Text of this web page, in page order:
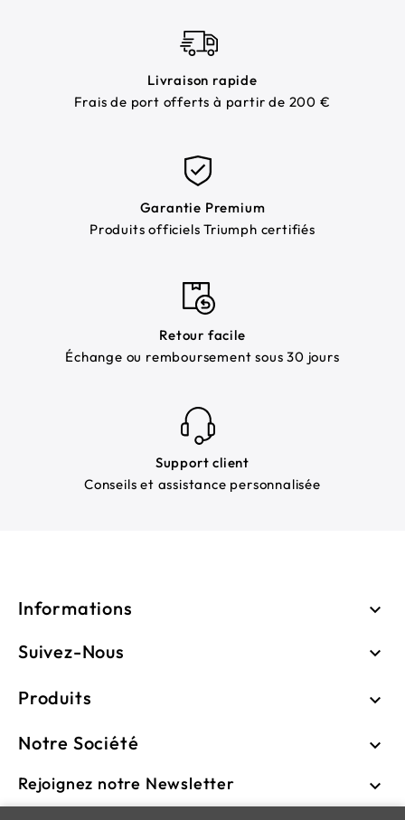
Livraison rapide
Frais de port offerts à partir de 200 €
Garantie Premium
Produits officiels Triumph certifiés
Retour facile
Échange ou remboursement sous 30 jours
Support client
Conseils et assistance personnalisée
Informations 
Suivez-Nous 
Produits 
Notre Société 
Rejoignez notre Newsletter 